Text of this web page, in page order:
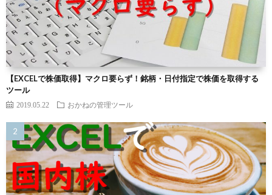
【EXCELで株価取得】マクロ要らず！銘柄・日付指定で株価を取得する
ツール
2019.05.22 おかねの管理ツール